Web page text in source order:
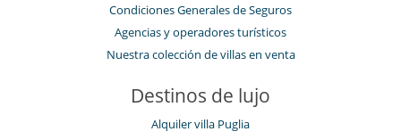
Condiciones Generales de Seguros
Agencias y operadores turísticos
Nuestra colección de villas en venta
Destinos de lujo
Alquiler villa Puglia